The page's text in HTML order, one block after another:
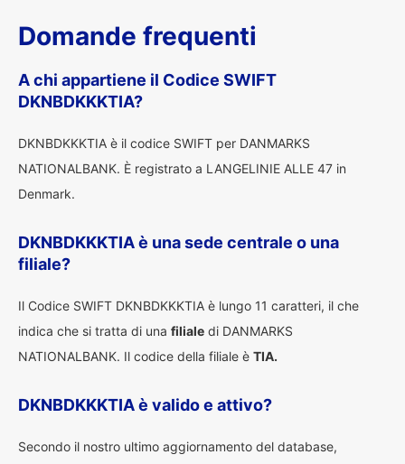
Domande frequenti
A chi appartiene il Codice SWIFT
DKNBDKKKTIA?
DKNBDKKKTIA è il codice SWIFT per DANMARKS
NATIONALBANK. È registrato a LANGELINIE ALLE 47 in
Denmark.
DKNBDKKKTIA è una sede centrale o una
filiale?
Il Codice SWIFT DKNBDKKKTIA è lungo 11 caratteri, il che
indica che si tratta di una filiale di DANMARKS
NATIONALBANK. Il codice della filiale è TIA.
DKNBDKKKTIA è valido e attivo?
Secondo il nostro ultimo aggiornamento del database,